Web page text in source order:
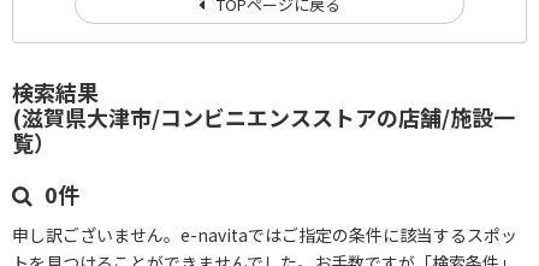
検索結果
(滋賀県大津市/コンビニエンスストアの店舗/施設一
覧）
0件
申し訳ございません。e-navitaではご指定の条件に該当するスポッ